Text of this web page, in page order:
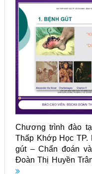
Chương trình đào
Thấp Khớp Học TP.
gút – Chẩn đoán
Đoàn Thị Huyền